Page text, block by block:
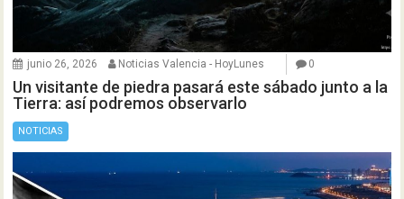
junio 26, 2026 Noticias Valencia - HoyLunes 0
Un visitante de piedra pasará este sábado junto a la
Tierra: así podremos observarlo
NOTICIAS